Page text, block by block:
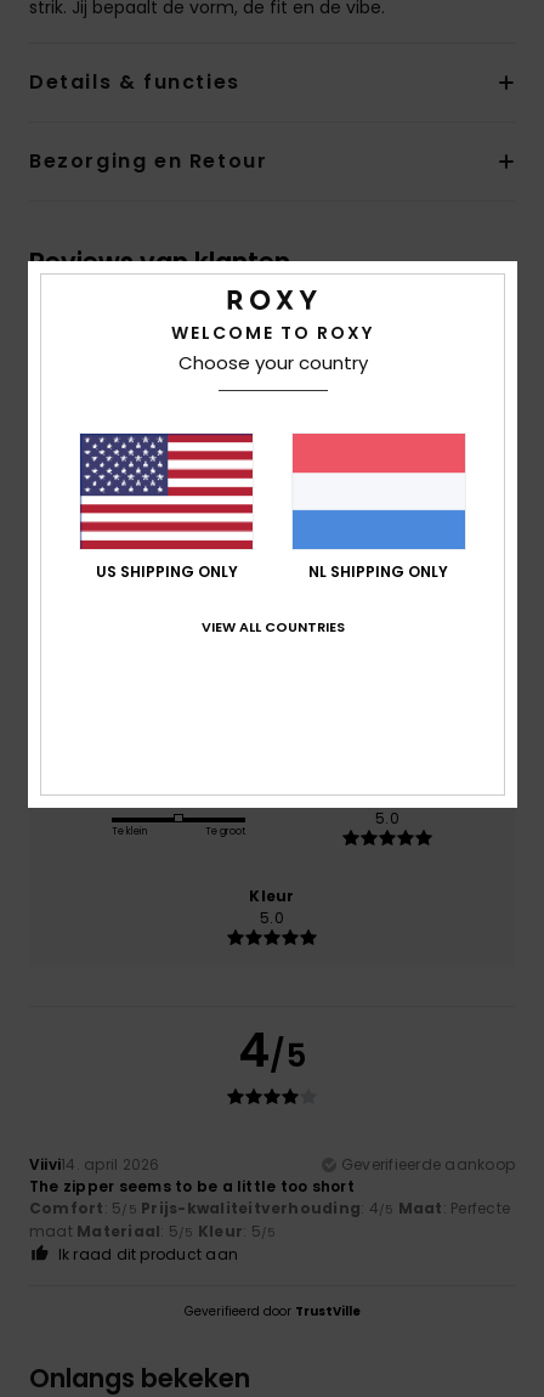
strik. Jij bepaalt de vorm, de fit en de vibe.
Details & functies
Bezorging en Retour
Reviews van klanten
Gemiddelde score
4.0
gebaseerd op1 geverifieerde beoordelingen
april 2026
100% van onze klanten bevelen dit product aan
5.0
Maat
Te klein Te groot
Materiaal
5.0
Kleur
5.0
4/5
Viivi14. april 2026
Geverifieerde aankoop
The zipper seems to be a little too short
Comfort: 5/5 Prijs-kwaliteitverhouding: 4/5 Maat: Perfecte
maat Materiaal: 5/5 Kleur: 5/5
Ik raad dit product aan
Geverifieerd door TrustVille
Onlangs bekeken
WELCOME TO ROXY
Choose your country
US SHIPPING ONLY NL SHIPPING ONLY
VIEW ALL COUNTRIES